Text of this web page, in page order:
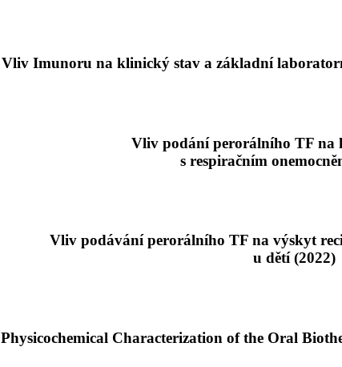
Vliv Imunoru na klinický stav a základní
Vliv podání perorálního TF na
s respiračním
Vliv podávání perorálního TF na výskyt
u dětí (2022)
Physicochemical Characterization of the Oral